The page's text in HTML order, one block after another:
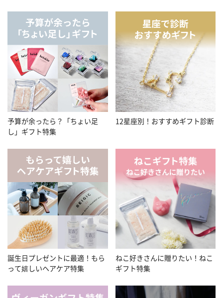
予算が余ったら？「ちょい足
し」ギフト特集
12星座別！おすすめギフト診断
誕生日プレゼントに最適！もら
って嬉しいヘアケア特集
ねこ好きさんに贈りたい！ねこ
ギフト特集